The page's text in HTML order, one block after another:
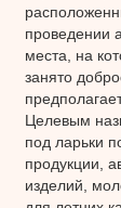
проведении
места, на
занято
Целевым
под ларьки
продукции,
изделий,